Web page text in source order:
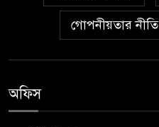
গোপনীয়তার নীতি
অফিস